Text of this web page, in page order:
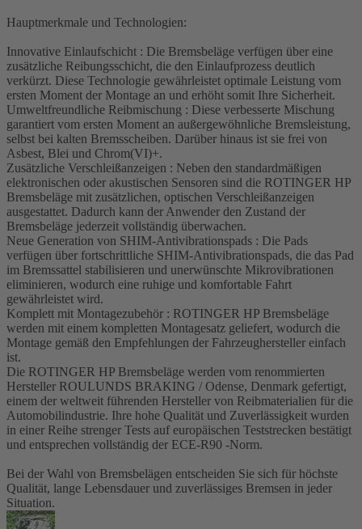
Hauptmerkmale und Technologien:
Innovative Einlaufschicht : Die Bremsbeläge verfügen über eine
zusätzliche Reibungsschicht, die den Einlaufprozess deutlich
verkürzt. Diese Technologie gewährleistet optimale Leistung vom
ersten Moment der Montage an und erhöht somit Ihre Sicherheit.
Umweltfreundliche Reibmischung : Diese verbesserte Mischung
garantiert vom ersten Moment an außergewöhnliche Bremsleistung,
selbst bei kalten Bremsscheiben. Darüber hinaus ist sie frei von
Asbest, Blei und Chrom(VI)+.
Zusätzliche Verschleißanzeigen : Neben den standardmäßigen
elektronischen oder akustischen Sensoren sind die ROTINGER HP
Bremsbeläge mit zusätzlichen, optischen Verschleißanzeigen
ausgestattet. Dadurch kann der Anwender den Zustand der
Bremsbeläge jederzeit vollständig überwachen.
Neue Generation von SHIM-Antivibrationspads : Die Pads
verfügen über fortschrittliche SHIM-Antivibrationspads, die das Pad
im Bremssattel stabilisieren und unerwünschte Mikrovibrationen
eliminieren, wodurch eine ruhige und komfortable Fahrt
gewährleistet wird.
Komplett mit Montagezubehör : ROTINGER HP Bremsbeläge
werden mit einem kompletten Montagesatz geliefert, wodurch die
Montage gemäß den Empfehlungen der Fahrzeughersteller einfach
ist.
Die ROTINGER HP Bremsbeläge werden vom renommierten
Hersteller ROULUNDS BRAKING / Odense, Denmark gefertigt,
einem der weltweit führenden Hersteller von Reibmaterialien für die
Automobilindustrie. Ihre hohe Qualität und Zuverlässigkeit wurden
in einer Reihe strenger Tests auf europäischen Teststrecken bestätigt
und entsprechen vollständig der ECE-R90 -Norm.
Bei der Wahl von Bremsbelägen entscheiden Sie sich für höchste
Qualität, lange Lebensdauer und zuverlässiges Bremsen in jeder
Situation.